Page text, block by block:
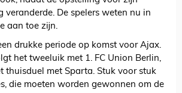
veranderde. De spelers weten nu in
aan toe zijn.
drukke periode op komst voor Ajax.
het tweeluik met 1. FC Union Berlin,
thuisduel met Sparta. Stuk voor stuk
die moeten worden gewonnen om de